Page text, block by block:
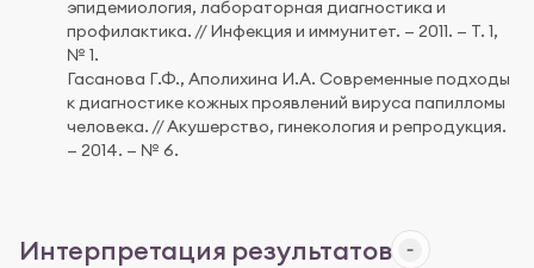
эпидемиология, лабораторная диагностика и
профилактика. // Инфекция и иммунитет. — 2011. — Т. 1,
№ 1.
Гасанова Г.Ф., Аполихина И.А. Современные подходы
к диагностике кожных проявлений вируса папилломы
человека. // Акушерство, гинекология и репродукция.
— 2014. — № 6.
Интерпретация результатов